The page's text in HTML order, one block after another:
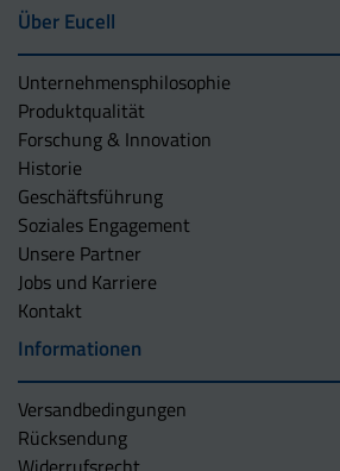
Über Eucell
Unternehmens­philosophie
Produktqualität
Forschung & Innovation
Historie
Geschäftsführung
Soziales Engagement
Unsere Partner
Jobs und Karriere
Kontakt
Informationen
Versandbedingungen
Rücksendung